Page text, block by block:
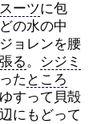
スーツに包
の水の中
ョレンを腰
る。
シジミ
た ところ
すって貝殻
にもどって